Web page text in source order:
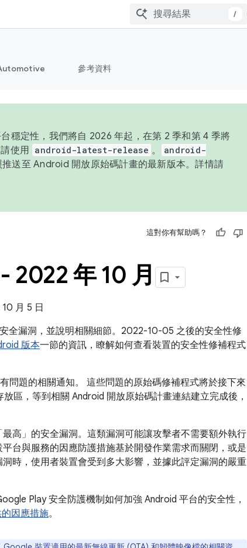
/
參考資料
穩定性，我們將自 2026 年起，在第 2 季和第 4 季將
使用 android-latest-release 。
android-
送至 Android 開放原始碼計畫的最新版本。詳情請
這對你有幫助嗎？
2022 年 10 月
月 5 日
全漏洞，並說明相關細節。2022-10-05 之後的安全性修
版本一節的資訊，瞭解如何查看裝置的安全性修補程式
問題的相關通知。 這些問題的原始碼修補程式將於接下來
區，等到相關 Android 開放原始碼計畫連結建立完成後，
高」的安全漏洞。這類漏洞可能讓攻擊者不需要額外執行
平台與服務的因應防護措施基於開發作業需求而關閉，或是
時，使用者裝置會受到多大影響，並據此評定漏洞的嚴重
Play 安全防護機制如何加強 Android 平台的安全性，
因應措施。